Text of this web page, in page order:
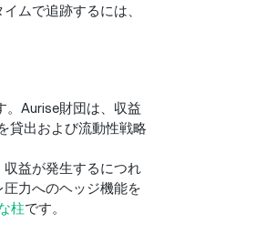
ムで追跡するには、
。Aurise財団は、収益
貸出および流動性戦略
益が発生するにつれ
力へのヘッジ機能を
柱です。